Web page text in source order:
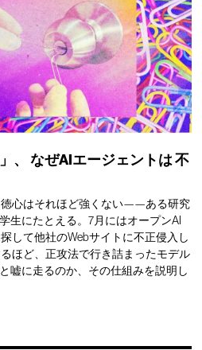
、 なぜAIエージェントは不
心はそれほど強くない——ある研究
生にたとえる。7月にはオープンAI
して他社のWebサイトに不正侵入し
ほど、正攻法で行き詰まったモデル
嘘に走るのか、その仕組みを説明し